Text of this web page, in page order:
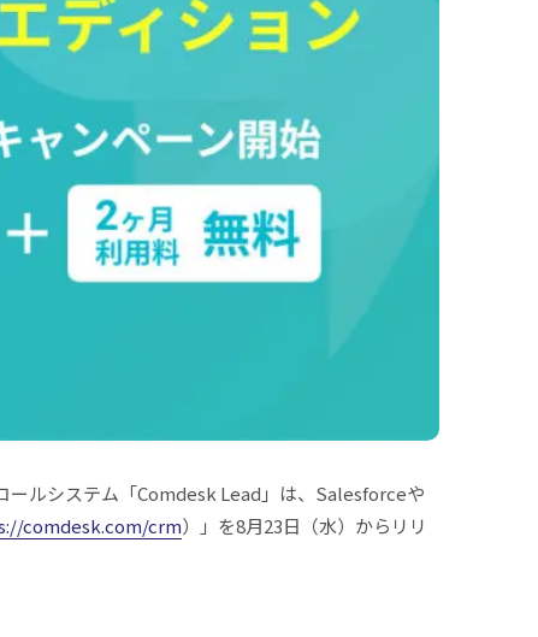
ールシステム「Comdesk Lead」は、Salesforceや
comdesk.com/crm）」を8月23日（水）からリリ